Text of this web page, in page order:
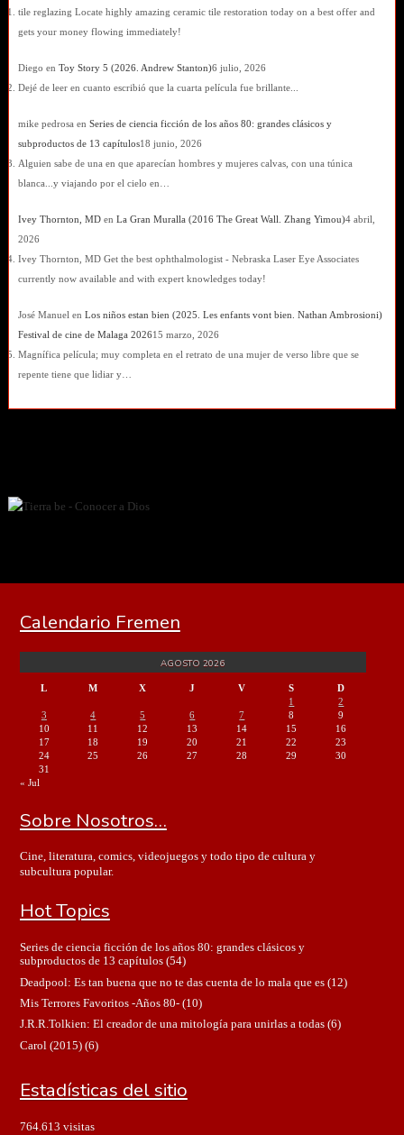
tile reglazing Locate highly amazing ceramic tile restoration today on a best offer and
gets your money flowing immediately!
Diego en Toy Story 5 (2026. Andrew Stanton)6 julio, 2026
Dejé de leer en cuanto escribió que la cuarta película fue brillante...
mike pedrosa en Series de ciencia ficción de los años 80: grandes clásicos y
subproductos de 13 capítulos18 junio, 2026
Alguien sabe de una en que aparecían hombres y mujeres calvas, con una túnica
blanca...y viajando por el cielo en…
Ivey Thornton, MDen La Gran Muralla (2016 The Great Wall. Zhang Yimou)4 abril,
2026
Ivey Thornton, MD Get the best ophthalmologist - Nebraska Laser Eye Associates
currently now available and with expert knowledges today!
José Manuel en Los niños estan bien (2025. Les enfants vont bien. Nathan Ambrosioni)
Festival de cine de Malaga 202615 marzo, 2026
Magnífica película; muy completa en el retrato de una mujer de verso libre que se
repente tiene que lidiar y…
Calendario Fremen
AGOSTO 2026
L M X J V S
D
1
2
3
4 5 6 7 8
9
10
11 12 13 14 15
16
17
18 19 20 21 22
23
24
25 26 27 28 29
30
31
« Jul
Sobre Nosotros…
Cine, literatura, comics, videojuegos y todo tipo de cultura y
subcultura popular.
Hot Topics
Series de ciencia ficción de los años 80: grandes clásicos y
subproductos de 13 capítulos(54)
Deadpool: Es tan buena que no te das cuenta de lo mala que es(12)
Mis Terrores Favoritos -Años 80-(10)
J.R.R.Tolkien: El creador de una mitología para unirlas a todas(6)
Carol (2015)(6)
Estadísticas del sitio
764.613 visitas